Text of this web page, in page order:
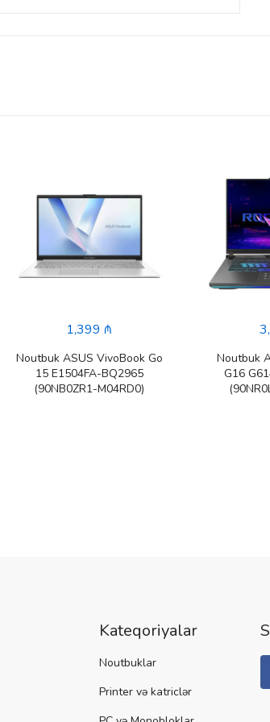
1,399 ₼
Noutbuk ASUS VivoBook Go
15 E1504FA-BQ2965
(90NB0ZR1-M04RD0)
Noutbuk
G16
Kateqoriyalar
Noutbuklar
Printer və katriclər